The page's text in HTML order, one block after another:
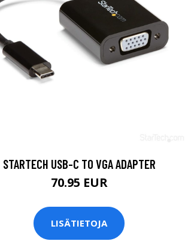
STARTECH USB-C TO VGA ADAPTER
70.95 EUR
LISÄTIETOJA